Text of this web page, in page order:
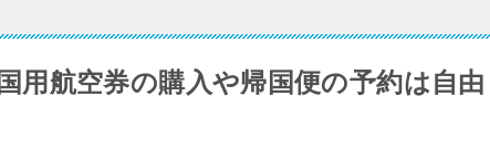
用航空券の購入や帰国便の予約は自由